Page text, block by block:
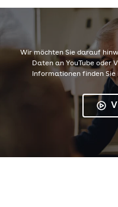
Wir möchten Sie darauf
Daten an YouTube oder
Informationen finden Sie